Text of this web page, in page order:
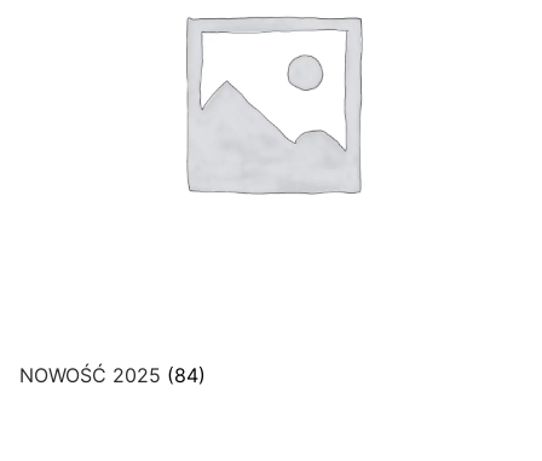
NOWOŚĆ 2025 (84)